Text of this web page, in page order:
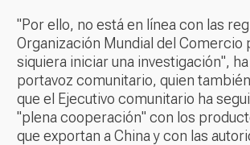
"Por ello, no está en línea con las
Organización Mundial del Comercio
siquiera iniciar una investigación",
portavoz comunitario, quien
que el Ejecutivo comunitario ha
"plena cooperación" con los
que exportan a China y con las